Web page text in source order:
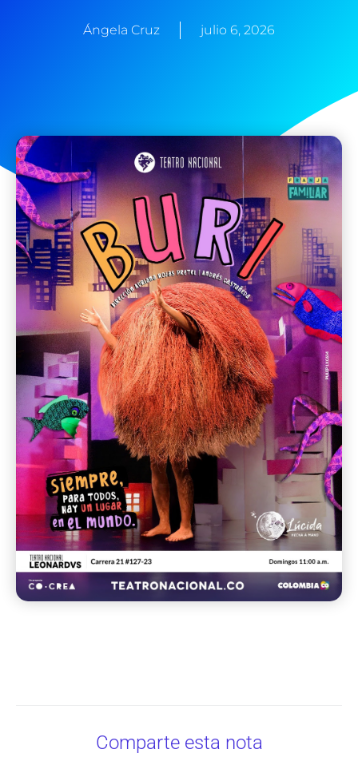
Ángela Cruz julio 6, 2026
Comparte esta nota